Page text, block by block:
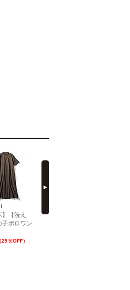
】【洗え
子ポロワン
％OFF）
【洗える】【接触冷